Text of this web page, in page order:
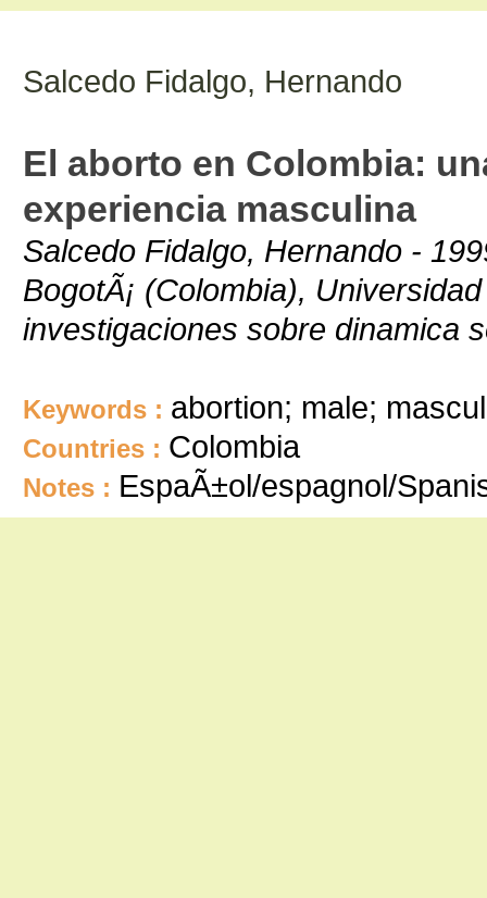
Salcedo Fidalgo, Hernando
El aborto en Colombia:
experiencia masculina
Salcedo Fidalgo, Hernando -
BogotÃ¡ (Colombia),
investigaciones sobre dinamica
Keywords : abortion; male;
Countries : Colombia
Notes : EspaÃ±ol/espagnol/